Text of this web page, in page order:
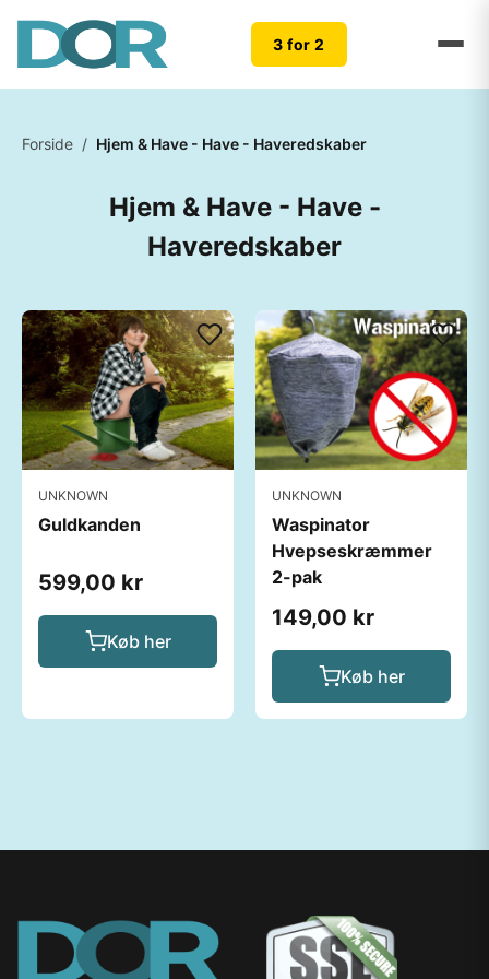
3 for 2
Forside / Hjem & Have - Have - Haveredskaber
Hjem & Have - Have -
Haveredskaber
UNKNOWN
Guldkanden
599,00 kr
Køb her
UNKNOWN
Waspinator
Hvepseskræmmer
2-pak
149,00 kr
Køb her